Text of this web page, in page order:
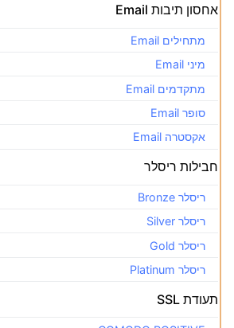
אחסון תיבות Email
מתחילים Email
מיני Email
מתקדמים Email
סופר Email
אקסטרה Email
חבילות ריסלר
ריסלר Bronze
ריסלר Silver
ריסלר Gold
ריסלר Platinum
תעודת SSL